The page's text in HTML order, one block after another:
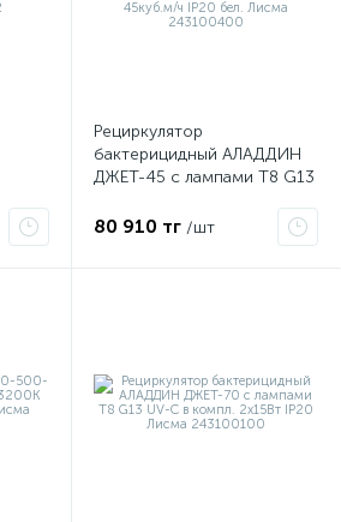
Рециркулятор
бактерицидный АЛАДДИН
ДЖЕТ-45 с лампами T8 G13
45куб.м/ч IP20 бел. Лисма
80 910 тг /шт